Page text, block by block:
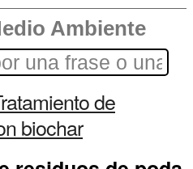
Ambiente
de
biochar